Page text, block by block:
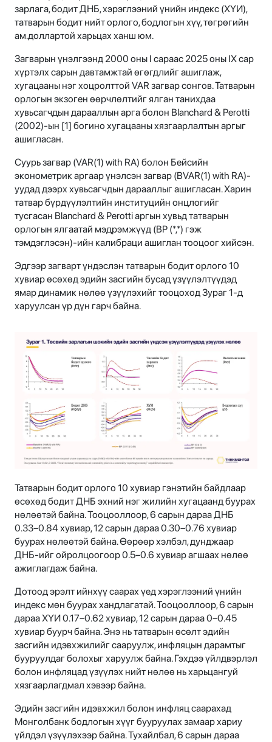
зарлага, бодит ДНБ, хэрэглээний үнийн индекс (ХҮИ),
татварын бодит нийт орлого, бодлогын хүү, төгрөгийн
ам.доллартой харьцах ханш юм.
Загварын үнэлгээнд 2000 оны I сараас 2025 оны IX сар
хүртэлх сарын давтамжтай өгөгдлийг ашиглаж,
хугацааны нэг хоцролттой VAR загвар сонгов. Татварын
орлогын экзоген өөрчлөлтийг ялган танихдаа
хувьсагчдын дарааллын арга болон Blanchard & Perotti
(2002)-ын [1] богино хугацааны хязгаарлалтын аргыг
ашигласан.
Суурь загвар (VAR(1) with RA) болон Бейсийн
эконометрик аргаар үнэлсэн загвар (BVAR(1) with RA)-
уудад дээрх хувьсагчдын дарааллыг ашигласан. Харин
татвар бүрдүүлэлтийн институцийн онцлогийг
тусгасан Blanchard & Perotti аргын хувьд татварын
орлогын ялгаатай мэдрэмжүүд (BP (*,*) гэж
тэмдэглэсэн)-ийн калибраци ашиглан тооцоог хийсэн.
Эдгээр загварт үндэслэн татварын бодит орлого 10
хувиар өсөхөд эдийн засгийн бусад үзүүлэлтүүдэд
ямар динамик нөлөө үзүүлэхийг тооцоход Зураг 1-д
харуулсан үр дүн гарч байна.
Татварын бодит орлого 10 хувиар гэнэтийн байдлаар
өсөхөд бодит ДНБ эхний нэг жилийн хугацаанд буурах
нөлөөтэй байна. Тооцооллоор, 6 сарын дараа ДНБ
0.33–0.84 хувиар, 12 сарын дараа 0.30–0.76 хувиар
буурах нөлөөтэй байна. Өөрөөр хэлбэл, дунджаар
ДНБ-ийг ойролцоогоор 0.5–0.6 хувиар агшаах нөлөө
ажиглагдаж байна.
Дотоод эрэлт ийнхүү саарах үед хэрэглээний үнийн
индекс мөн буурах хандлагатай. Тооцооллоор, 6 сарын
дараа ХҮИ 0.17–0.62 хувиар, 12 сарын дараа 0–0.45
хувиар буурч байна. Энэ нь татварын өсөлт эдийн
засгийн идэвхжилийг сааруулж, инфляцын дарамтыг
бууруулдаг болохыг харуулж байна. Гэхдээ үйлдвэрлэл
болон инфляцад үзүүлэх нийт нөлөө нь харьцангуй
хязгаарлагдмал хэвээр байна.
Эдийн засгийн идэвхжил болон инфляц саарахад
Монголбанк бодлогын хүүг бууруулах замаар хариу
үйлдэл үзүүлэхээр байна. Тухайлбал, 6 сарын дараа